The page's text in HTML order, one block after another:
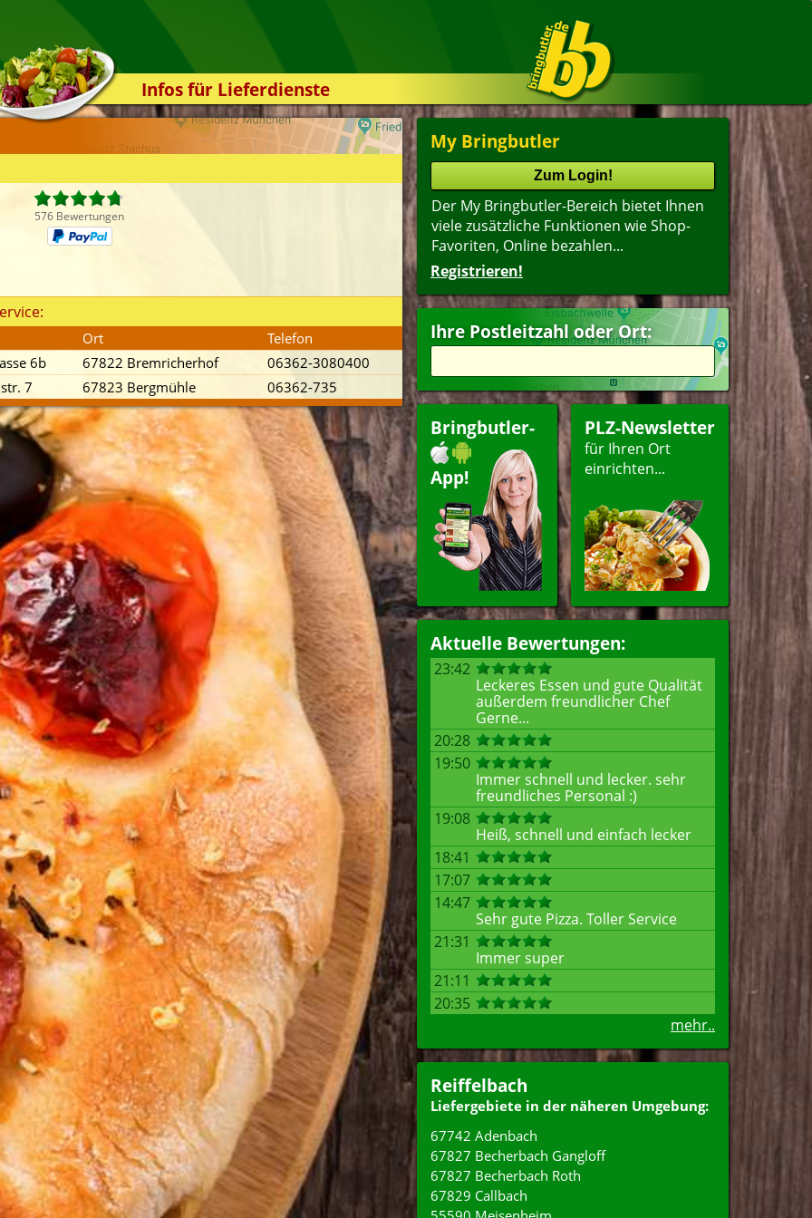
Infos für Lieferdienste
Kassensystem
Zuverlässigkeit
Kontakt
My Bringbutler
Der My Bringbutler-Bereich bietet Ihnen
viele zusätzliche Funktionen wie Shop-
Favoriten, Online bezahlen...
Registrieren!
Ihre Postleitzahl oder Ort:
Bringbutler-
App!
PLZ-Newsletter
für Ihren Ort
einrichten...
Aktuelle Bewertungen:
23:42
Leckeres Essen und gute Qualität
außerdem freundlicher Chef
Gerne...
20:28
19:50
Immer schnell und lecker. sehr
freundliches Personal :)
19:08
Heiß, schnell und einfach lecker
18:41
17:07
14:47
Sehr gute Pizza. Toller Service
21:31
Immer super
21:11
20:35
mehr..
Reiffelbach
Liefergebiete in der näheren Umgebung:
67742 Adenbach
67827 Becherbach Gangloff
67827 Becherbach Roth
67829 Callbach
576 Bewertungen
Ort
Telefon
6b 67822 Bremricherhof
06362-3080400
7 67823 Bergmühle 06362-735